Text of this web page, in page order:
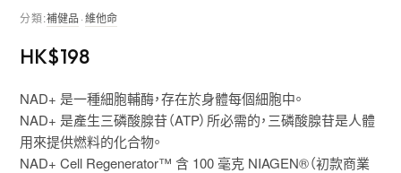
分類:補健品 ·維他命
HK$198
NAD+ 是一種細胞輔酶，存在於身體每個細胞中。
NAD+ 是產生三磷酸腺苷（ATP）所必需的，三磷酸腺苷是人體
用來提供燃料的化合物。
NAD+ Cell Regenerator™ 含 100 毫克 NIAGEN®（初款商業